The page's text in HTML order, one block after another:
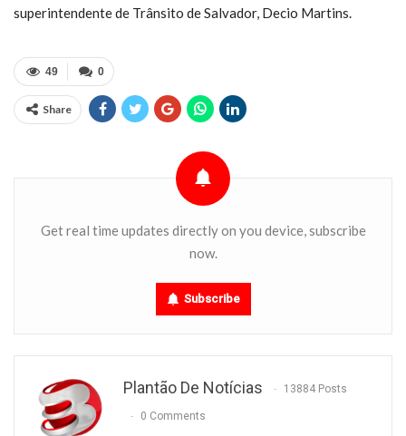
superintendente de Trânsito de Salvador, Decio Martins.
0
49
Share
Get real time updates directly on you device, subscribe
now.
Subscribe
Plantão De Notícias 13884 Posts
0 Comments